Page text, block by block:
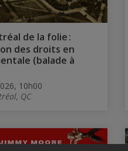
de la folie :
des droits en
(balade à
10h00
QC